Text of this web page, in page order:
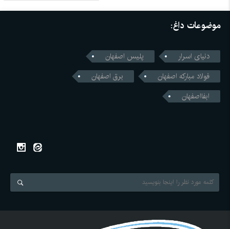
موضوعات داغ:
دنیای اسرار
پلیس اصفهان
فولاد مبارکه اصفهان
برق اصفهان
ابفااصفهان